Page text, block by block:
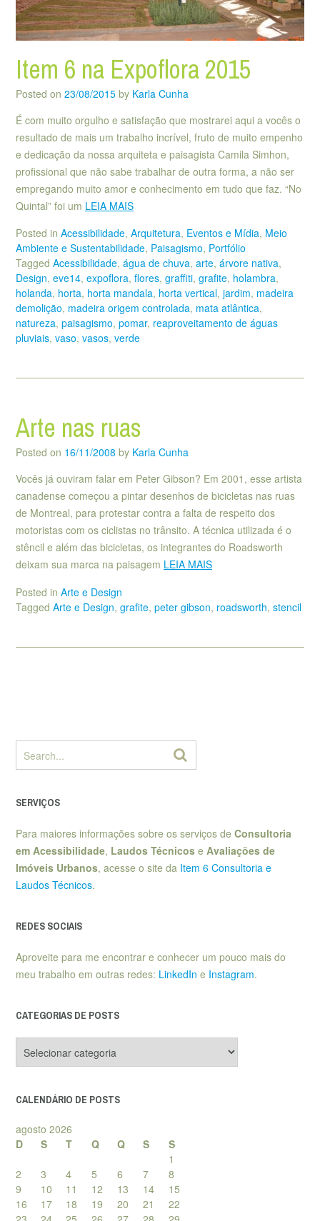
Item 6 na Expoflora 2015
Posted on 23/08/2015 by Karla Cunha
É com muito orgulho e satisfação que mostrarei aqui a vocês o
resultado de mais um trabalho incrível, fruto de muito empenho
e dedicação da nossa arquiteta e paisagista Camila Simhon,
profissional que não sabe trabalhar de outra forma, a não ser
empregando muito amor e conhecimento em tudo que faz. “No
Quintal” foi um LEIA MAIS
Posted in Acessibilidade, Arquitetura, Eventos e Mídia, Meio
Ambiente e Sustentabilidade, Paisagismo, Portfólio
Tagged Acessibilidade, água de chuva, arte, árvore nativa,
Design, eve14, expoflora, flores, graffiti, grafite, holambra,
holanda, horta, horta mandala, horta vertical, jardim, madeira
demolição, madeira origem controlada, mata atlântica,
natureza, paisagismo, pomar, reaproveitamento de águas
pluviais, vaso, vasos, verde
Arte nas ruas
Posted on 16/11/2008 by Karla Cunha
Vocês já ouviram falar em Peter Gibson? Em 2001, esse artista
canadense começou a pintar desenhos de bicicletas nas ruas
de Montreal, para protestar contra a falta de respeito dos
motoristas com os ciclistas no trânsito. A técnica utilizada é o
stêncil e além das bicicletas, os integrantes do Roadsworth
deixam sua marca na paisagem LEIA MAIS
Posted in Arte e Design
Tagged Arte e Design, grafite, peter gibson, roadsworth, stencil
SERVIÇOS
Para maiores informações sobre os serviços de Consultoria
em Acessibilidade, Laudos Técnicos e Avaliações de
Imóveis Urbanos, acesse o site da Item 6 Consultoria e
Laudos Técnicos.
REDES SOCIAIS
Aproveite para me encontrar e conhecer um pouco mais do
meu trabalho em outras redes: LinkedIn e Instagram.
CATEGORIAS DE POSTS
de
CALENDÁRIO DE POSTS
agosto 2026
D
S T Q Q S
S
1
2
3 4 5 6 7
8
9
10 11 12 13 14
15
16
17 18 19 20 21
22